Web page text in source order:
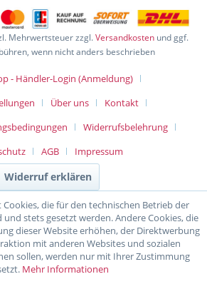
Mehrwertsteuer zzgl.Versandkosten und ggf.
wenn nicht anders beschrieben
- Händler-Login (Anmeldung)
Über uns
Kontakt
Widerrufsbelehrung
AGB Impressum
Widerruf erklären
die für den technischen Betrieb der
stets gesetzt werden. Andere Cookies, die
dieser Website erhöhen, der Direktwerbung
mit anderen Websites und sozialen
sollen, werden nur mit Ihrer Zustimmung
Mehr Informationen